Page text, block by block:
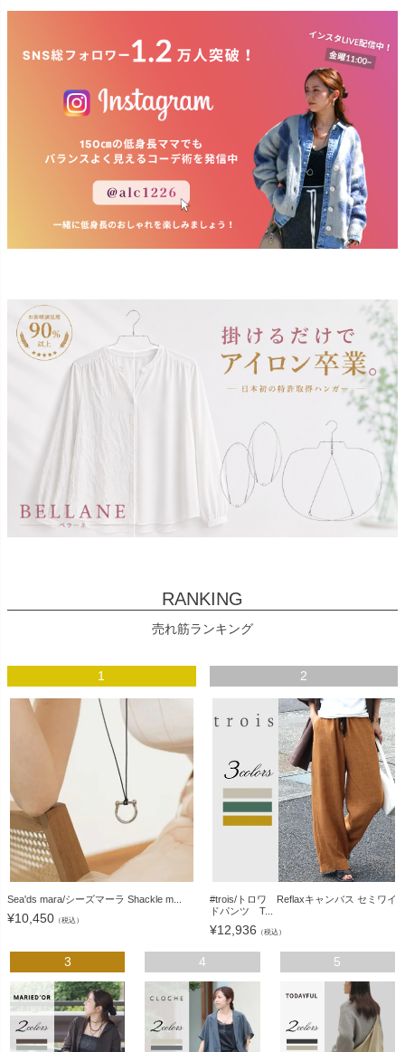
RANKING
売れ筋ランキング
1
Sea'ds mara/シーズマーラ Shackle m...
¥10,450 （税込）
2
#trois/トロワ Reflaxキャンバス セミワイ
ドパンツ T...
¥12,936 （税込）
3 4 5